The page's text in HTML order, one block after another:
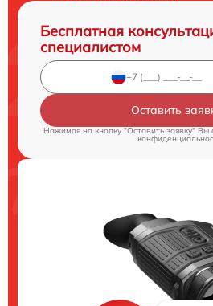
Бесплатная
специалистом
Оставить
Нажимая на кнопку "Оставить заявку" Вы